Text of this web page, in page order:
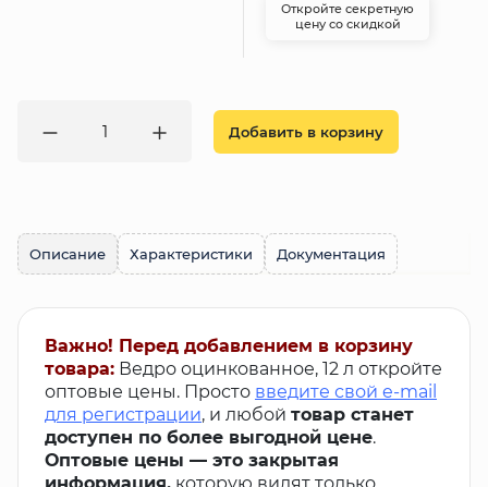
Откройте секретную
цену со скидкой
Добавить в корзину
Описание Характеристики Документация
Важно! Перед добавлением в корзину
товара: Ведро оцинкованное, 12 л откройте
оптовые цены. Просто введите свой e-mail
для регистрации, и любой товар станет
доступен по более выгодной цене.
Оптовые цены — это закрытая